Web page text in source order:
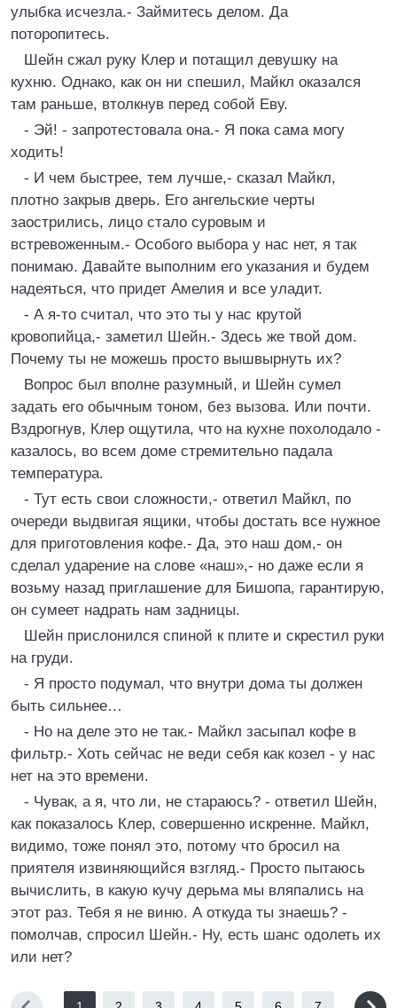
улыбка исчезла.- Займитесь делом. Да
поторопитесь.
Шейн сжал руку Клер и потащил девушку на
кухню. Однако, как он ни спешил, Майкл оказался
там раньше, втолкнув перед собой Еву.
- Эй! - запротестовала она.- Я пока сама могу
ходить!
- И чем быстрее, тем лучше,- сказал Майкл,
плотно закрыв дверь. Его ангельские черты
заострились, лицо стало суровым и
встревоженным.- Особого выбора у нас нет, я так
понимаю. Давайте выполним его указания и будем
надеяться, что придет Амелия и все уладит.
- А я-то считал, что это ты у нас крутой
кровопийца,- заметил Шейн.- Здесь же твой дом.
Почему ты не можешь просто вышвырнуть их?
Вопрос был вполне разумный, и Шейн сумел
задать его обычным тоном, без вызова. Или почти.
Вздрогнув, Клер ощутила, что на кухне похолодало -
казалось, во всем доме стремительно падала
температура.
- Тут есть свои сложности,- ответил Майкл, по
очереди выдвигая ящики, чтобы достать все нужное
для приготовления кофе.- Да, это наш дом,- он
сделал ударение на слове «наш»,- но даже если я
возьму назад приглашение для Бишопа, гарантирую,
он сумеет надрать нам задницы.
Шейн прислонился спиной к плите и скрестил руки
на груди.
- Я просто подумал, что внутри дома ты должен
быть сильнее…
- Но на деле это не так.- Майкл засыпал кофе в
фильтр.- Хоть сейчас не веди себя как козел - у нас
нет на это времени.
- Чувак, а я, что ли, не стараюсь? - ответил Шейн,
как показалось Клер, совершенно искренне. Майкл,
видимо, тоже понял это, потому что бросил на
приятеля извиняющийся взгляд.- Просто пытаюсь
вычислить, в какую кучу дерьма мы вляпались на
этот раз. Тебя я не виню. А откуда ты знаешь? -
помолчав, спросил Шейн.- Ну, есть шанс одолеть их
или нет?